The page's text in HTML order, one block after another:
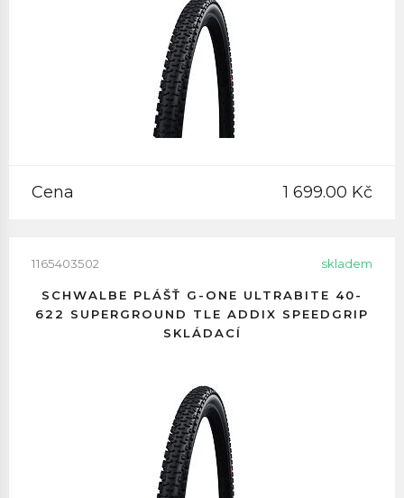
Cena 1 699.00 Kč
1165403502 skladem
SCHWALBE PLÁŠŤ G-ONE ULTRABITE 40-
622 SUPERGROUND TLE ADDIX SPEEDGRIP
SKLÁDACÍ